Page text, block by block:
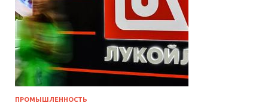
ПРОМЫШЛЕННОСТЬ